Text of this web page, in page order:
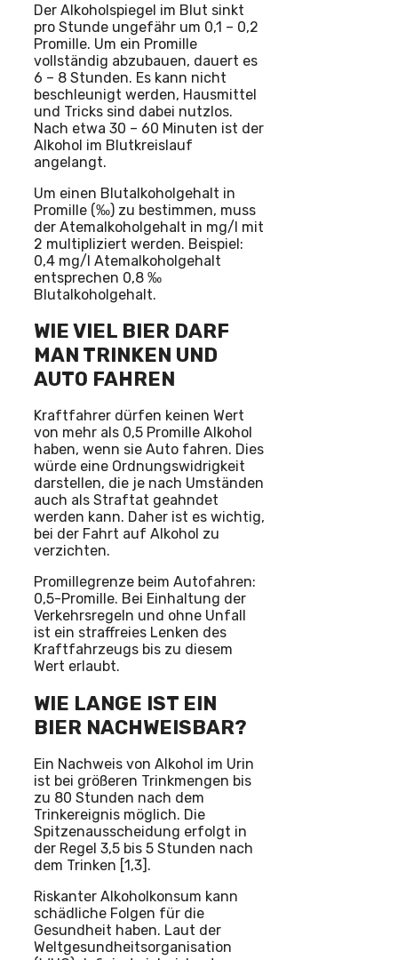
Der Alkoholspiegel im Blut sinkt
pro Stunde ungefähr um 0,1 – 0,2
Promille. Um ein Promille
vollständig abzubauen, dauert es
6 – 8 Stunden. Es kann nicht
beschleunigt werden, Hausmittel
und Tricks sind dabei nutzlos.
Nach etwa 30 – 60 Minuten ist der
Alkohol im Blutkreislauf
angelangt.
Um einen Blutalkoholgehalt in
Promille (‰) zu bestimmen, muss
der Atemalkoholgehalt in mg/l mit
2 multipliziert werden. Beispiel:
0,4 mg/l Atemalkoholgehalt
entsprechen 0,8 ‰
Blutalkoholgehalt.
WIE VIEL BIER DARF
MAN TRINKEN UND
AUTO FAHREN
Kraftfahrer dürfen keinen Wert
von mehr als 0,5 Promille Alkohol
haben, wenn sie Auto fahren. Dies
würde eine Ordnungswidrigkeit
darstellen, die je nach Umständen
auch als Straftat geahndet
werden kann. Daher ist es wichtig,
bei der Fahrt auf Alkohol zu
verzichten.
Promillegrenze beim Autofahren:
0,5-Promille. Bei Einhaltung der
Verkehrsregeln und ohne Unfall
ist ein straffreies Lenken des
Kraftfahrzeugs bis zu diesem
Wert erlaubt.
WIE LANGE IST EIN
BIER NACHWEISBAR?
Ein Nachweis von Alkohol im Urin
ist bei größeren Trinkmengen bis
zu 80 Stunden nach dem
Trinkereignis möglich. Die
Spitzenausscheidung erfolgt in
der Regel 3,5 bis 5 Stunden nach
dem Trinken [1,3].
Riskanter Alkoholkonsum kann
schädliche Folgen für die
Gesundheit haben. Laut der
Weltgesundheitsorganisation